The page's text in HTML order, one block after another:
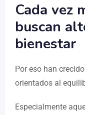
Cada vez
buscan
bienestar
Por eso han
orientados al
Especialmente